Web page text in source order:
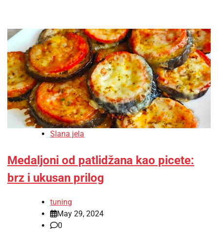
Slana jela
Medaljoni od patlidžana kao picete:
brz i ukusan prilog
tuning
May 29, 2024
0